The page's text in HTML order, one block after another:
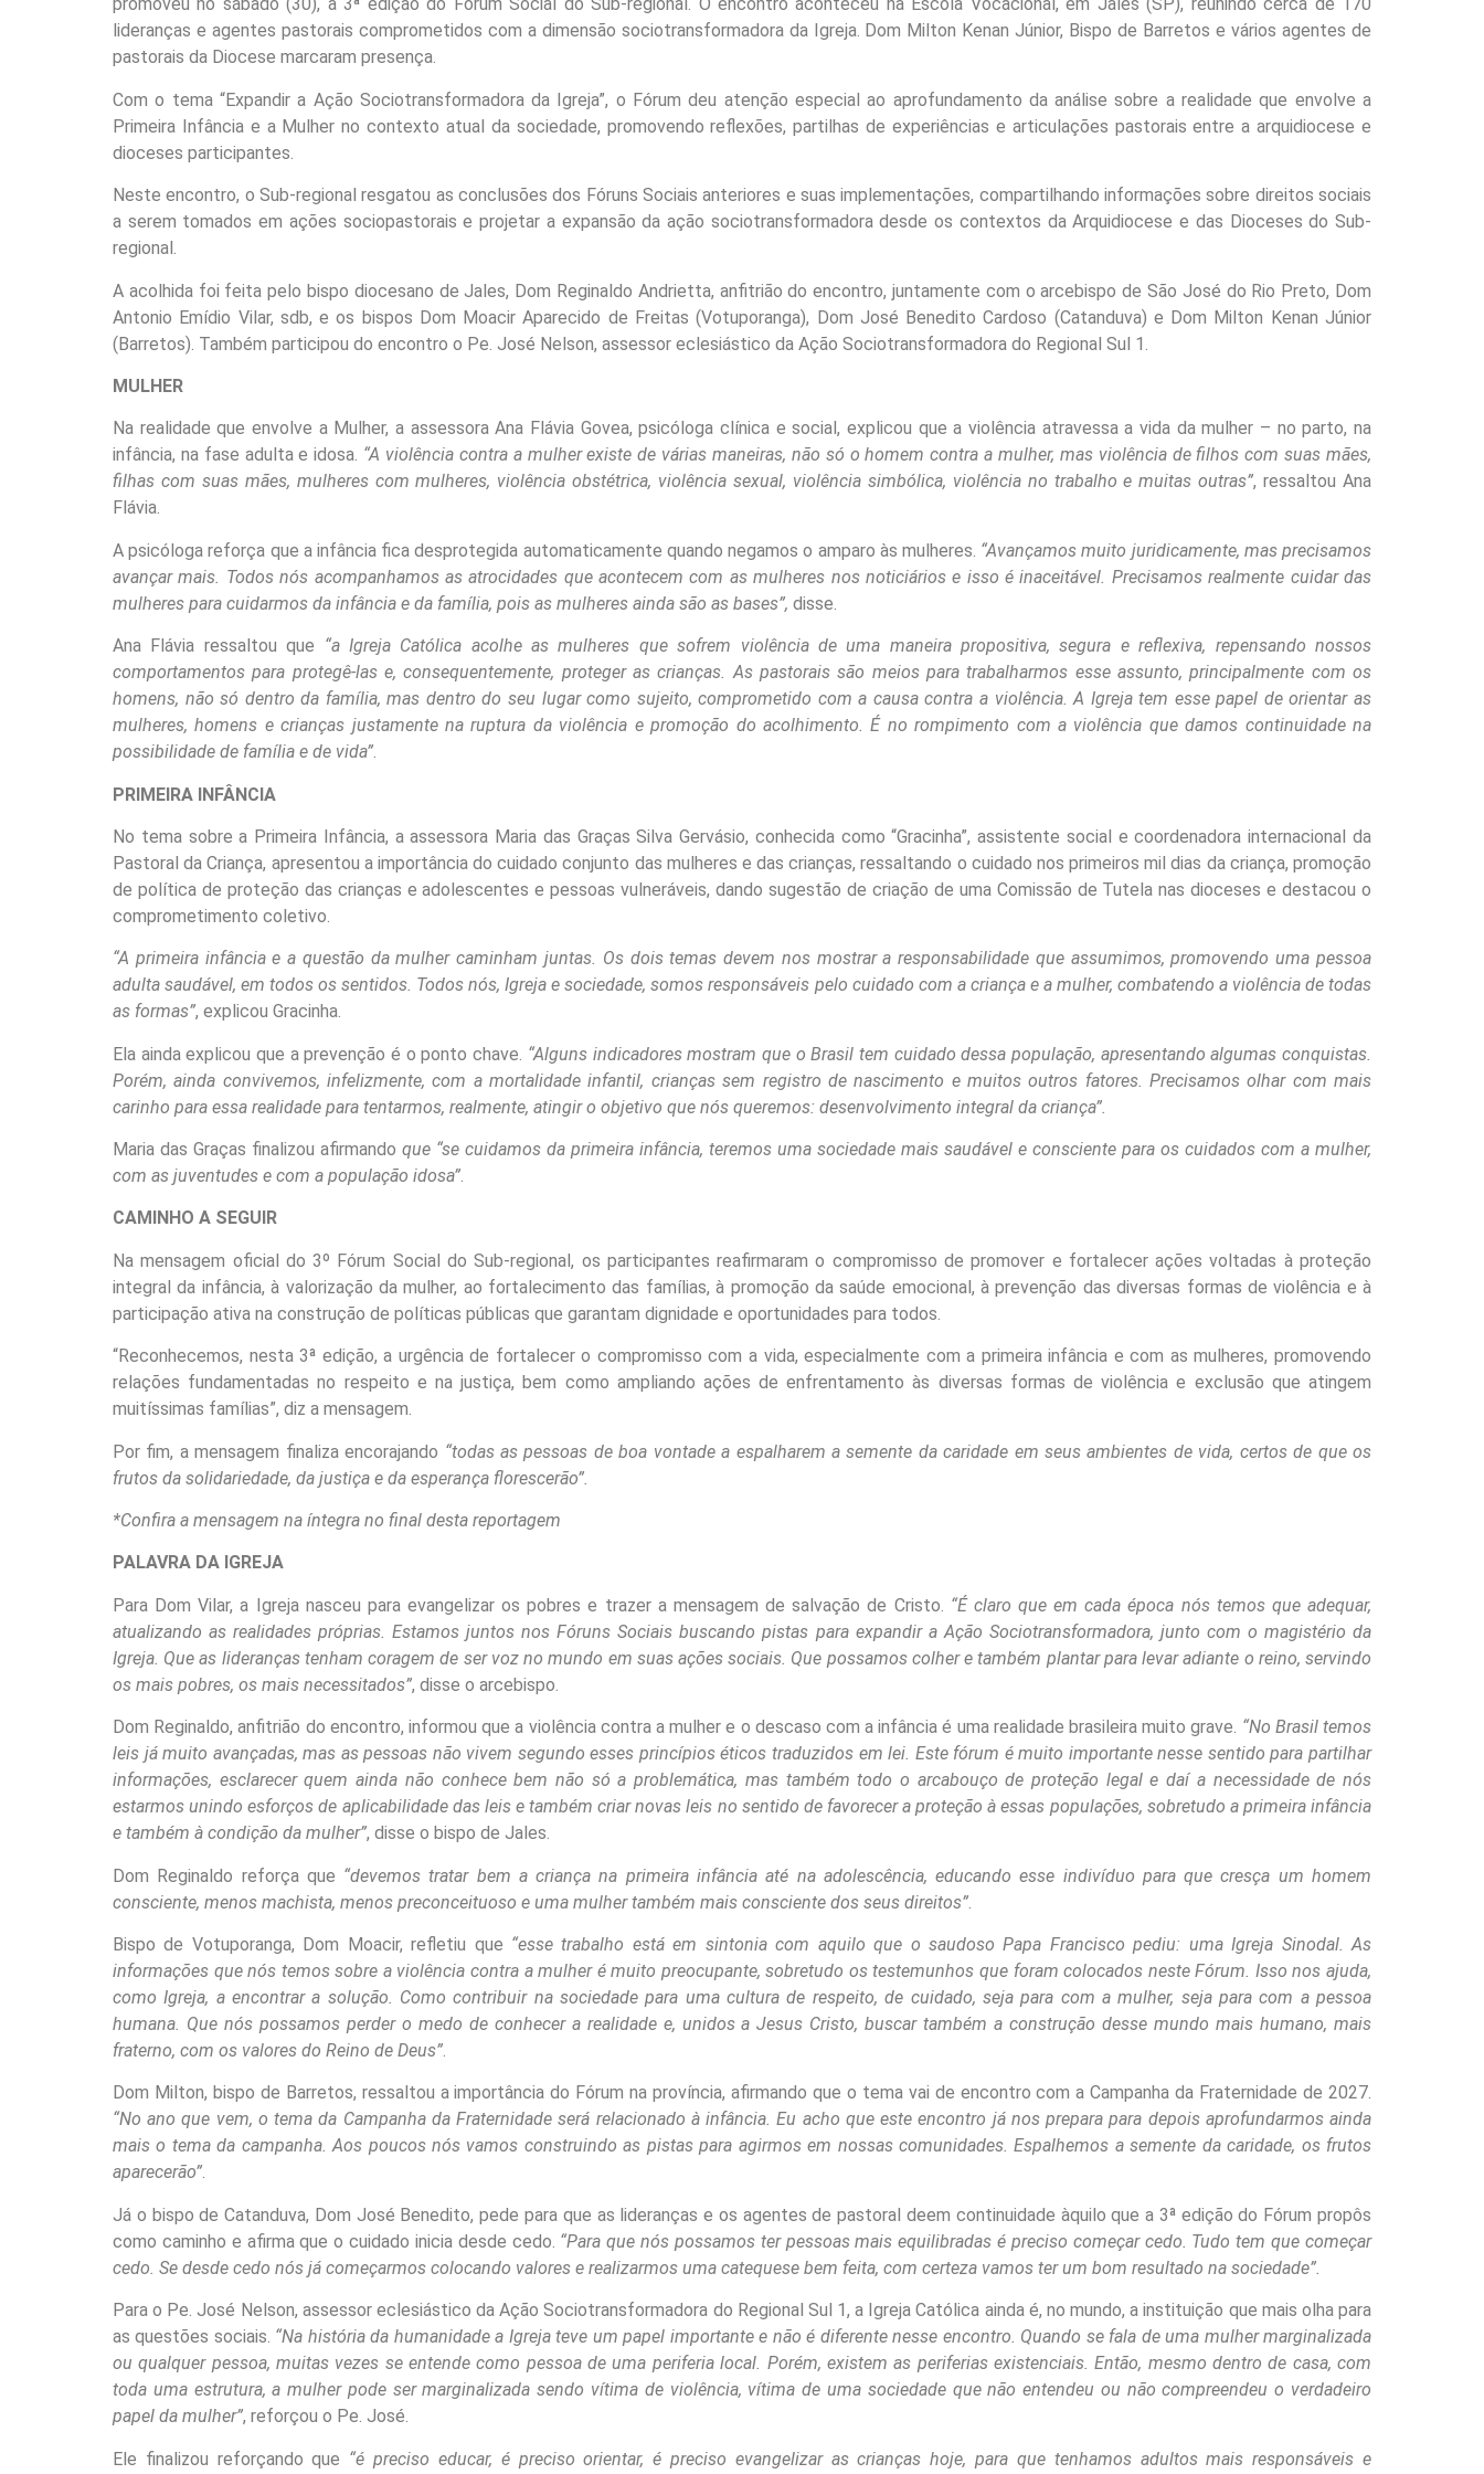
promoveu no sábado (30), a 3ª edição do Fórum Social do Sub-regional. O encontro aconteceu na Escola Vocacional, em Jales (SP), reunindo cerca de 170
lideranças e agentes pastorais comprometidos com a dimensão sociotransformadora da Igreja. Dom Milton Kenan Júnior, Bispo de Barretos e vários agentes de
pastorais da Diocese marcaram presença.
Com o tema “Expandir a Ação Sociotransformadora da Igreja”, o Fórum deu atenção especial ao aprofundamento da análise sobre a realidade que envolve a
Primeira Infância e a Mulher no contexto atual da sociedade, promovendo reflexões, partilhas de experiências e articulações pastorais entre a arquidiocese e
dioceses participantes.
Neste encontro, o Sub-regional resgatou as conclusões dos Fóruns Sociais anteriores e suas implementações, compartilhando informações sobre direitos sociais
a serem tomados em ações sociopastorais e projetar a expansão da ação sociotransformadora desde os contextos da Arquidiocese e das Dioceses do Sub-
regional.
A acolhida foi feita pelo bispo diocesano de Jales, Dom Reginaldo Andrietta, anfitrião do encontro, juntamente com o arcebispo de São José do Rio Preto, Dom
Antonio Emídio Vilar, sdb, e os bispos Dom Moacir Aparecido de Freitas (Votuporanga), Dom José Benedito Cardoso (Catanduva) e Dom Milton Kenan Júnior
(Barretos). Também participou do encontro o Pe. José Nelson, assessor eclesiástico da Ação Sociotransformadora do Regional Sul 1.
MULHER
Na realidade que envolve a Mulher, a assessora Ana Flávia Govea, psicóloga clínica e social, explicou que a violência atravessa a vida da mulher – no parto, na
infância, na fase adulta e idosa. “A violência contra a mulher existe de várias maneiras, não só o homem contra a mulher, mas violência de filhos com suas mães,
filhas com suas mães, mulheres com mulheres, violência obstétrica, violência sexual, violência simbólica, violência no trabalho e muitas outras”, ressaltou Ana
Flávia.
A psicóloga reforça que a infância fica desprotegida automaticamente quando negamos o amparo às mulheres. “Avançamos muito juridicamente, mas precisamos
avançar mais. Todos nós acompanhamos as atrocidades que acontecem com as mulheres nos noticiários e isso é inaceitável. Precisamos realmente cuidar das
mulheres para cuidarmos da infância e da família, pois as mulheres ainda são as bases”, disse.
Ana Flávia ressaltou que “a Igreja Católica acolhe as mulheres que sofrem violência de uma maneira propositiva, segura e reflexiva, repensando nossos
comportamentos para protegê-las e, consequentemente, proteger as crianças. As pastorais são meios para trabalharmos esse assunto, principalmente com os
homens, não só dentro da família, mas dentro do seu lugar como sujeito, comprometido com a causa contra a violência. A Igreja tem esse papel de orientar as
mulheres, homens e crianças justamente na ruptura da violência e promoção do acolhimento. É no rompimento com a violência que damos continuidade na
possibilidade de família e de vida”.
PRIMEIRA INFÂNCIA
No tema sobre a Primeira Infância, a assessora Maria das Graças Silva Gervásio, conhecida como “Gracinha”, assistente social e coordenadora internacional da
Pastoral da Criança, apresentou a importância do cuidado conjunto das mulheres e das crianças, ressaltando o cuidado nos primeiros mil dias da criança, promoção
de política de proteção das crianças e adolescentes e pessoas vulneráveis, dando sugestão de criação de uma Comissão de Tutela nas dioceses e destacou o
comprometimento coletivo.
“A primeira infância e a questão da mulher caminham juntas. Os dois temas devem nos mostrar a responsabilidade que assumimos, promovendo uma pessoa
adulta saudável, em todos os sentidos. Todos nós, Igreja e sociedade, somos responsáveis pelo cuidado com a criança e a mulher, combatendo a violência de todas
as formas”, explicou Gracinha.
Ela ainda explicou que a prevenção é o ponto chave. “Alguns indicadores mostram que o Brasil tem cuidado dessa população, apresentando algumas conquistas.
Porém, ainda convivemos, infelizmente, com a mortalidade infantil, crianças sem registro de nascimento e muitos outros fatores. Precisamos olhar com mais
carinho para essa realidade para tentarmos, realmente, atingir o objetivo que nós queremos: desenvolvimento integral da criança”.
Maria das Graças finalizou afirmando que “se cuidamos da primeira infância, teremos uma sociedade mais saudável e consciente para os cuidados com a mulher,
com as juventudes e com a população idosa”.
CAMINHO A SEGUIR
Na mensagem oficial do 3º Fórum Social do Sub-regional, os participantes reafirmaram o compromisso de promover e fortalecer ações voltadas à proteção
integral da infância, à valorização da mulher, ao fortalecimento das famílias, à promoção da saúde emocional, à prevenção das diversas formas de violência e à
participação ativa na construção de políticas públicas que garantam dignidade e oportunidades para todos.
“Reconhecemos, nesta 3ª edição, a urgência de fortalecer o compromisso com a vida, especialmente com a primeira infância e com as mulheres, promovendo
relações fundamentadas no respeito e na justiça, bem como ampliando ações de enfrentamento às diversas formas de violência e exclusão que atingem
muitíssimas famílias”, diz a mensagem.
Por fim, a mensagem finaliza encorajando “todas as pessoas de boa vontade a espalharem a semente da caridade em seus ambientes de vida, certos de que os
frutos da solidariedade, da justiça e da esperança florescerão”.
*Confira a mensagem na íntegra no final desta reportagem
PALAVRA DA IGREJA
Para Dom Vilar, a Igreja nasceu para evangelizar os pobres e trazer a mensagem de salvação de Cristo. “É claro que em cada época nós temos que adequar,
atualizando as realidades próprias. Estamos juntos nos Fóruns Sociais buscando pistas para expandir a Ação Sociotransformadora, junto com o magistério da
Igreja. Que as lideranças tenham coragem de ser voz no mundo em suas ações sociais. Que possamos colher e também plantar para levar adiante o reino, servindo
os mais pobres, os mais necessitados”, disse o arcebispo.
Dom Reginaldo, anfitrião do encontro, informou que a violência contra a mulher e o descaso com a infância é uma realidade brasileira muito grave. “No Brasil temos
leis já muito avançadas, mas as pessoas não vivem segundo esses princípios éticos traduzidos em lei. Este fórum é muito importante nesse sentido para partilhar
informações, esclarecer quem ainda não conhece bem não só a problemática, mas também todo o arcabouço de proteção legal e daí a necessidade de nós
estarmos unindo esforços de aplicabilidade das leis e também criar novas leis no sentido de favorecer a proteção à essas populações, sobretudo a primeira infância
e também à condição da mulher”, disse o bispo de Jales.
Dom Reginaldo reforça que “devemos tratar bem a criança na primeira infância até na adolescência, educando esse indivíduo para que cresça um homem
consciente, menos machista, menos preconceituoso e uma mulher também mais consciente dos seus direitos”
Bispo de Votuporanga, Dom Moacir, refletiu que “esse trabalho está em sintonia com aquilo que o saudoso Papa Francisco pediu: uma Igreja Sinodal. As
informações que nós temos sobre a violência contra a mulher é muito preocupante, sobretudo os testemunhos que foram colocados neste Fórum. Isso nos ajuda,
como Igreja, a encontrar a solução. Como contribuir na sociedade para uma cultura de respeito, de cuidado, seja para com a mulher, seja para com a pessoa
humana. Que nós possamos perder o medo de conhecer a realidade e, unidos a Jesus Cristo, buscar também a construção desse mundo mais humano, mais
fraterno, com os valores do Reino de Deus”.
Dom Milton, bispo de Barretos, ressaltou a importância do Fórum na província, afirmando que o tema vai de encontro com a Campanha da Fraternidade de 2027.
“No ano que vem, o tema da Campanha da Fraternidade será relacionado à infância. Eu acho que este encontro já nos prepara para depois aprofundarmos ainda
mais o tema da campanha. Aos poucos nós vamos construindo as pistas para agirmos em nossas comunidades. Espalhemos a semente da caridade, os frutos
aparecerão”.
Já o bispo de Catanduva, Dom José Benedito, pede para que as lideranças e os agentes de pastoral deem continuidade àquilo que a 3ª edição do Fórum propôs
como caminho e afirma que o cuidado inicia desde cedo. “Para que nós possamos ter pessoas mais equilibradas é preciso começar cedo. Tudo tem que começar
cedo. Se desde cedo nós já começarmos colocando valores e realizarmos uma catequese bem feita, com certeza vamos ter um bom resultado na sociedade”.
Para o Pe. José Nelson, assessor eclesiástico da Ação Sociotransformadora do Regional Sul 1, a Igreja Católica ainda é, no mundo, a instituição que mais olha para
as questões sociais. “Na história da humanidade a Igreja teve um papel importante e não é diferente nesse encontro. Quando se fala de uma mulher marginalizada
ou qualquer pessoa, muitas vezes se entende como pessoa de uma periferia local. Porém, existem as periferias existenciais. Então, mesmo dentro de casa, com
toda uma estrutura, a mulher pode ser marginalizada sendo vítima de violência, vítima de uma sociedade que não entendeu ou não compreendeu o verdadeiro
papel da mulher”, reforçou o Pe. José.
Ele finalizou reforçando que “é preciso educar, é preciso orientar, é preciso evangelizar as crianças hoje, para que tenhamos adultos mais responsáveis e